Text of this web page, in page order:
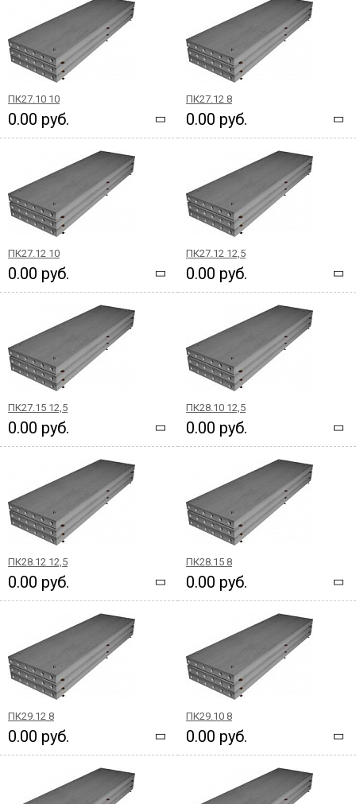
ПК27.10 10
0.00 руб.
ПК27.12 8
0.00 руб.
ПК27.12 10
0.00 руб.
ПК27.12 12,5
0.00 руб.
ПК27.15 12,5
0.00 руб.
ПК28.10 12,5
0.00 руб.
ПК28.12 12,5
0.00 руб.
ПК28.15 8
0.00 руб.
ПК29.12 8
0.00 руб.
ПК29.10 8
0.00 руб.